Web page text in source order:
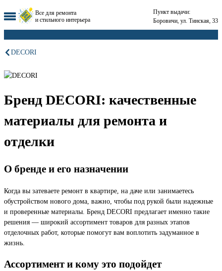
Все для ремонта
и стильного интерьера
Пункт выдачи:
Боровичи, ул. Тинская, 33
DECORI
Бренд DECORI: качественные
материалы для ремонта и
отделки
О бренде и его назначении
Когда вы затеваете ремонт в квартире, на даче или занимаетесь
обустройством нового дома, важно, чтобы под рукой были надежные
и проверенные материалы. Бренд DECORI предлагает именно такие
решения — широкий ассортимент товаров для разных этапов
отделочных работ, которые помогут вам воплотить задуманное в
жизнь.
Ассортимент и кому это подойдет